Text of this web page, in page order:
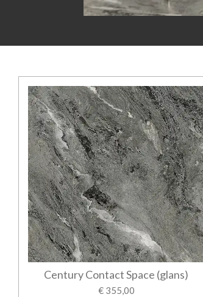
Century Contact Space (glans)
€ 355,00